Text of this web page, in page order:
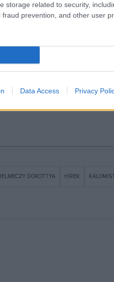
storage related to security,
prevention, and other user
Data Access Privacy
Hunyadkürti István, Vida
Sziládi Hajna, Raul Steenhuis.
DOROTTYA HÍREK